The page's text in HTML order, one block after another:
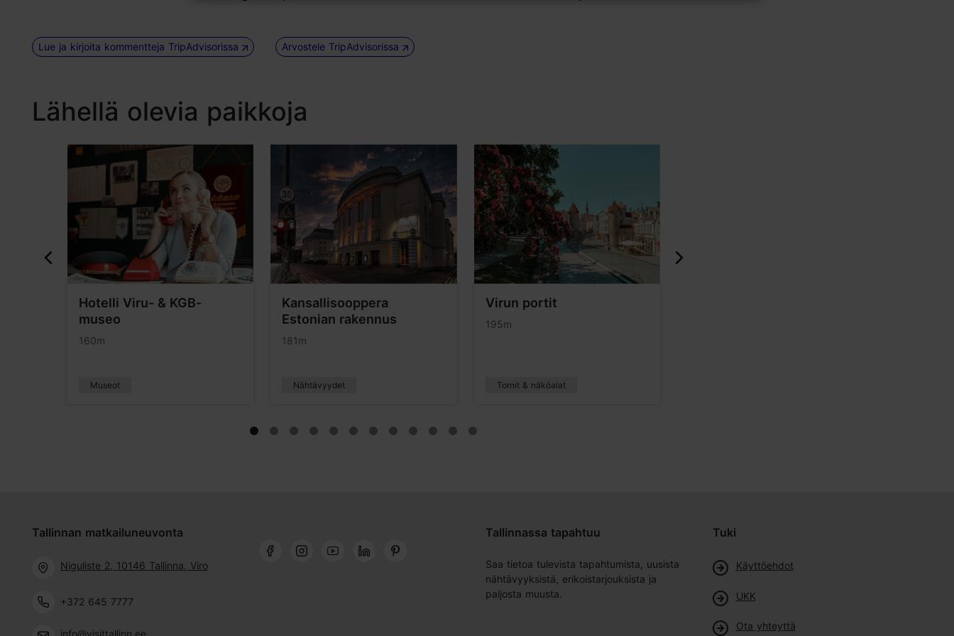
Lue ja kirjoita kommentteja TripAdvisorissa Arvostele TripAdvisorissa
Lähellä olevia paikkoja
Hotelli Viru- & KGB-
museo
160m
Museot
Kansallisooppera
Estonian rakennus
181m
Nähtävyydet
Virun portit
195m
Tornit & näköalat
Tallinnan matkailuneuvonta
Niguliste 2, 10146 Tallinna, Viro
+372 645 7777
info@visittallinn.ee
Tallinnassa tapahtuu
Saa tietoa tulevista tapahtumista, uusista
nähtävyyksistä, erikoistarjouksista ja
paljosta muusta.
Tuki
Käyttöehdot
UKK
Ota yhteyttä